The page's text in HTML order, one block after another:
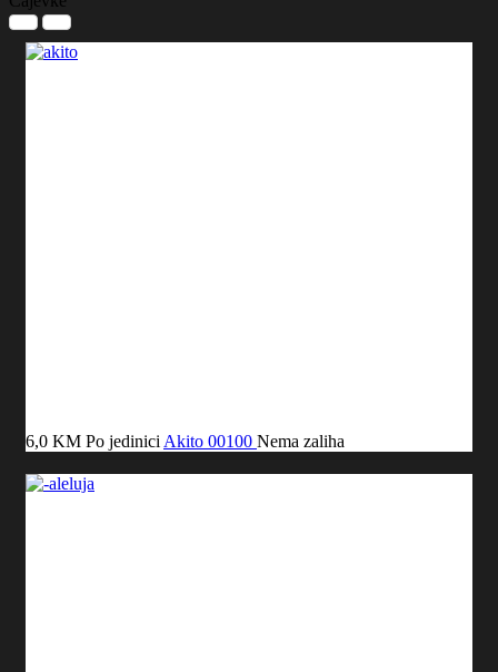
6,0 KM Po jedinici Akito 00100 Nema zaliha